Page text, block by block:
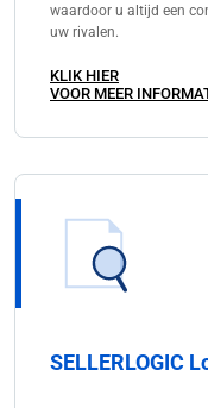
waardoor u altijd een
uw rivalen.
KLIK HIER
VOOR MEER
SELLERLOGIC